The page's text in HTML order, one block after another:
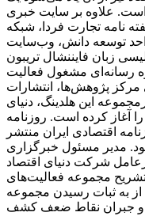
علاوه بر سایت خبری
‌نامه تجارت فردا، شبکه
توسعه دانش، وب‌سایت
‌زبان فایننشال تریبون
رسانه‌ای مشغول فعالیت
مرکز پژوهش‌ها، انتشارات
این هلدینگ، دنیای
فعالیت خود را آغاز کرده است. روزنامه
اقتصادی ایران منتشر
مدیر مسئول خبرگزاری
شرکت دنیای اقتصاد
مجموعه فعالیت‌های
از به ثبات رسیدن مجموعه
و جبران نقاط ضعف کشف